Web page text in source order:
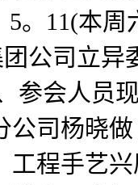
11(本周
公司立异
参会人员
司杨晓
程手艺